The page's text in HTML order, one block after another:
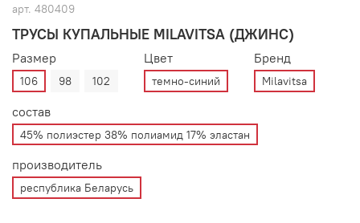
арт. 480409
ТРУСЫ КУПАЛЬНЫЕ MILAVITSA (ДЖИНС)
Размер
106 98 102
Цвет
темно-синий
Бренд
Milavitsa
состав
45% полиэстер 38% полиамид 17% эластан
производитель
республика Беларусь